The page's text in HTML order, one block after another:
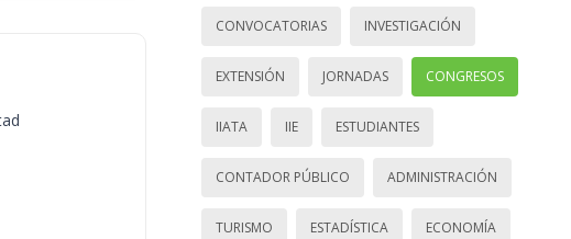
CONVOCATORIAS INVESTIGACIÓN
EXTENSIÓN JORNADAS CONGRESOS
IIATA IIE ESTUDIANTES
CONTADOR PÚBLICO ADMINISTRACIÓN
TURISMO ESTADÍSTICA ECONOMÍA